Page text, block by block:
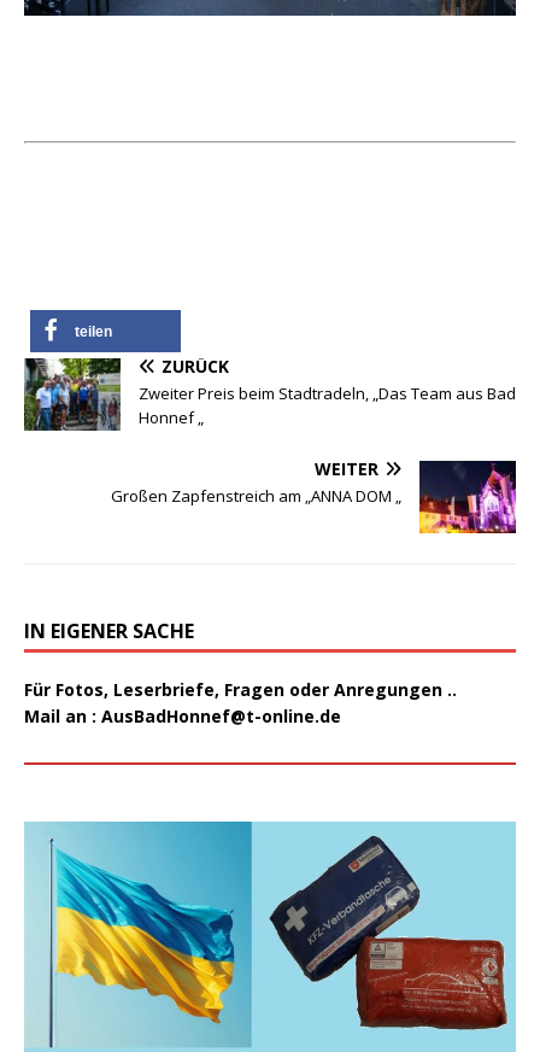
teilen
ZURÜCK
Zweiter Preis beim Stadtradeln, „Das Team aus Bad
Honnef „
WEITER
Großen Zapfenstreich am „ANNA DOM „
IN EIGENER SACHE
Für Fotos, Leserbriefe, Fragen oder Anregungen ..
Mail an : AusBadHonnef@t-online.de